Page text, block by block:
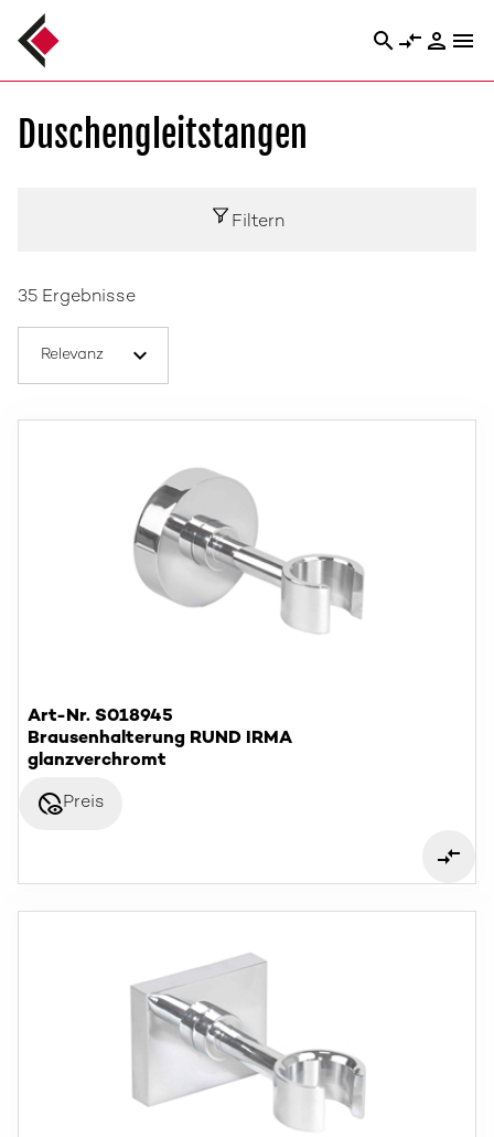
search compare_arrows person menu
Duschengleitstangen
Filtern
35 Ergebnisse
Art-Nr. S018945
Brausenhalterung RUND IRMA
glanzverchromt
disabled_visiblePreis